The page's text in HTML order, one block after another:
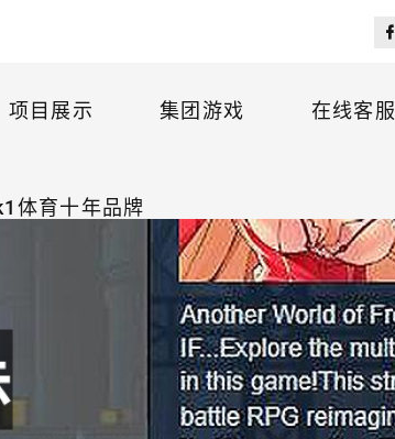
项目展示 集团游戏 在线客服
体育十年品牌